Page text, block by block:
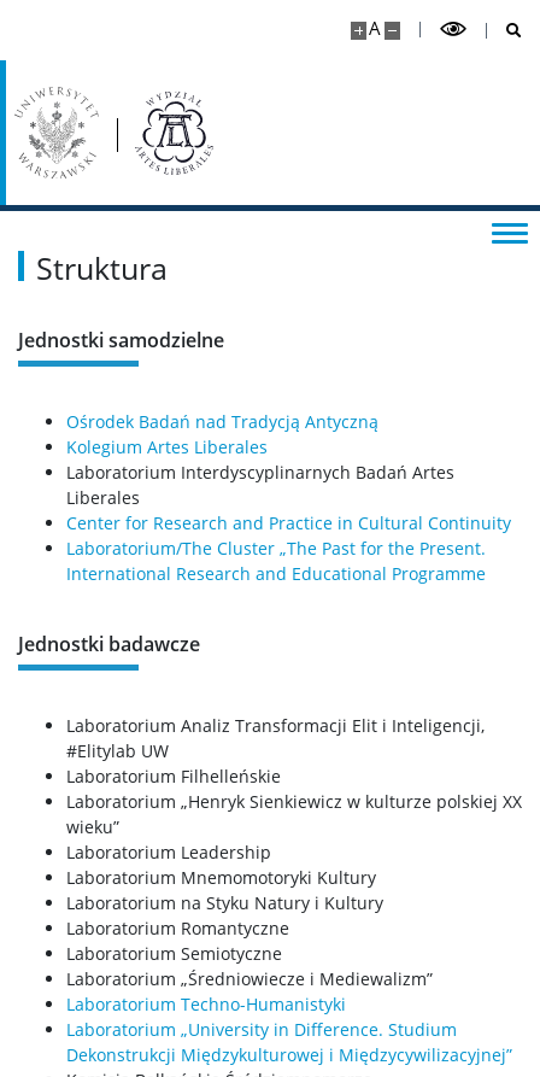
A
Calls for papers
Dla pracowników
Kadra naukowa
Szkolenia i kursy
Ogłoszenia
Instrukcje
Dni wolne od pracy
Ogłoszenia
Dziekanat ds. studenckich
Studia I stopnia
Studia II stopnia
Struktura
Jednostki samodzielne
Ośrodek Badań nad Tradycją Antyczną
Kolegium Artes Liberales
Laboratorium Interdyscyplinarnych Badań Artes
Liberales
Center for Research and Practice in Cultural Continuity
Laboratorium/The Cluster „The Past for the Present.
International Research and Educational Programme
Jednostki badawcze
Laboratorium Analiz Transformacji Elit i Inteligencji,
#Elitylab UW
Laboratorium Filhelleńskie
Laboratorium „Henryk Sienkiewicz w kulturze polskiej XX
wieku”
Laboratorium Leadership
Laboratorium Mnemomotoryki Kultury
Laboratorium na Styku Natury i Kultury
Laboratorium Romantyczne
Laboratorium Semiotyczne
Laboratorium „Średniowiecze i Mediewalizm”
Laboratorium Techno-Humanistyki
Laboratorium „University in Difference. Studium
Dekonstrukcji Międzykulturowej i Międzycywilizacyjnej”